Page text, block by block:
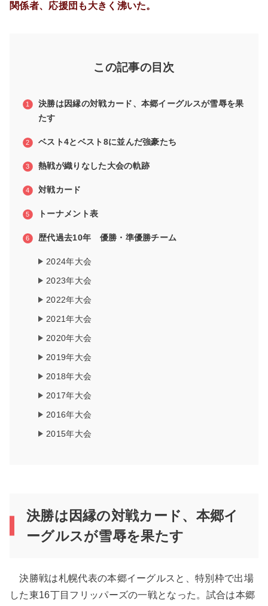
関係者、応援団も大きく沸いた。
この記事の目次
決勝は因縁の対戦カード、本郷イーグルスが雪辱を果
たす
ベスト4とベスト8に並んだ強豪たち
熱戦が織りなした大会の軌跡
対戦カード
トーナメント表
歴代過去10年 優勝・準優勝チーム
2024年大会
2023年大会
2022年大会
2021年大会
2020年大会
2019年大会
2018年大会
2017年大会
2016年大会
2015年大会
決勝は因縁の対戦カード、本郷イ
ーグルスが雪辱を果たす
決勝戦は札幌代表の本郷イーグルスと、特別枠で出場
した東16丁目フリッパーズの一戦となった。試合は本郷